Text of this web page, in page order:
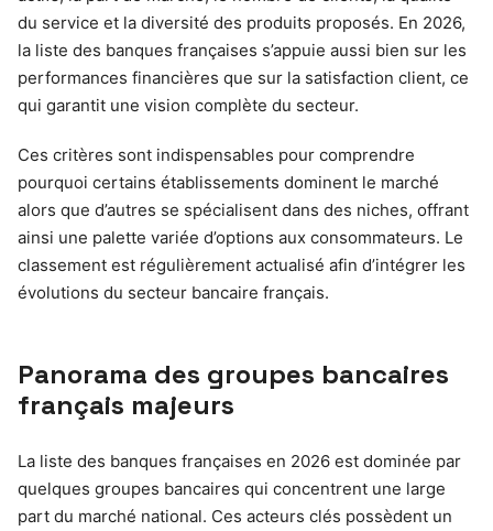
du service et la diversité des produits proposés. En 2026,
la liste des banques françaises s’appuie aussi bien sur les
performances financières que sur la satisfaction client, ce
qui garantit une vision complète du secteur.
Ces critères sont indispensables pour comprendre
pourquoi certains établissements dominent le marché
alors que d’autres se spécialisent dans des niches, offrant
ainsi une palette variée d’options aux consommateurs. Le
classement est régulièrement actualisé afin d’intégrer les
évolutions du secteur bancaire français.
Panorama des groupes bancaires
français majeurs
La liste des banques françaises en 2026 est dominée par
quelques groupes bancaires qui concentrent une large
part du marché national. Ces acteurs clés possèdent un